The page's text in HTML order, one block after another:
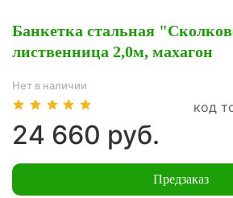
Банкетка стальная
лиственница 2,0м, махагон
Нет в наличии
код
24 660 руб.
Предзаказ